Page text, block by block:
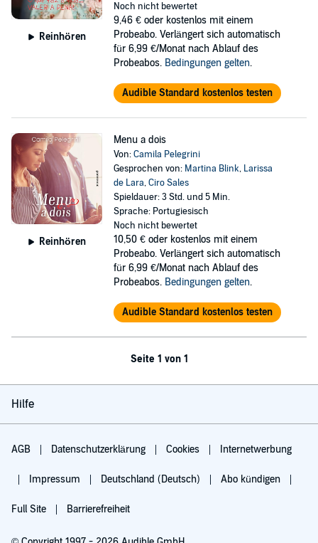
Reinhören
Noch nicht bewertet
9,46 € oder kostenlos mit einem
Probeabo. Verlängert sich automatisch
für 6,99 €/Monat nach Ablauf des
Probeabos. Bedingungen gelten.
Audible Standard kostenlos testen
Reinhören
Menu a dois
Von:Camila Pelegrini
Gesprochen von: Martina Blink, Larissa
de Lara,Ciro Sales
Spieldauer: 3 Std. und 5 Min.
Sprache: Portugiesisch
Noch nicht bewertet
10,50 € oder kostenlos mit einem
Probeabo. Verlängert sich automatisch
für 6,99 €/Monat nach Ablauf des
Probeabos. Bedingungen gelten.
Audible Standard kostenlos testen
Seite 1 von 1
Hilfe
AGB Datenschutzerklärung Cookies Internetwerbung
Impressum Deutschland (Deutsch) Abo kündigen
Full Site Barrierefreiheit